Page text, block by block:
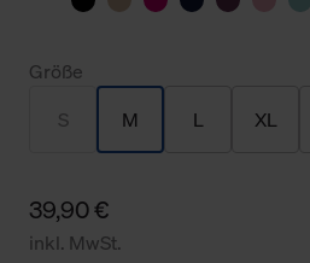
Größe
S M L XL
39,90 €
inkl. MwSt.